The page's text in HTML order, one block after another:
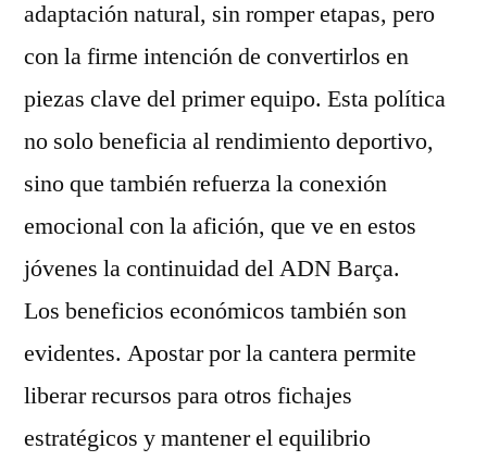
adaptación natural, sin romper etapas, pero
con la firme intención de convertirlos en
piezas clave del primer equipo. Esta política
no solo beneficia al rendimiento deportivo,
sino que también refuerza la conexión
emocional con la afición, que ve en estos
jóvenes la continuidad del ADN Barça.
Los beneficios económicos también son
evidentes. Apostar por la cantera permite
liberar recursos para otros fichajes
estratégicos y mantener el equilibrio